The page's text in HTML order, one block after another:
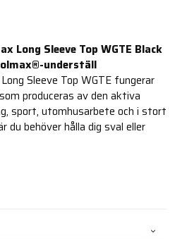
Long Sleeve Top WGTE Black
underställ
Sleeve Top WGTE fungerar
produceras av den aktiva
sport, utomhusarbete och i stort
behöver hålla dig sval eller